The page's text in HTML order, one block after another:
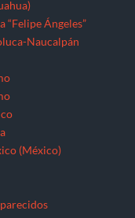
Ángeles”
Naucalpán
(México)